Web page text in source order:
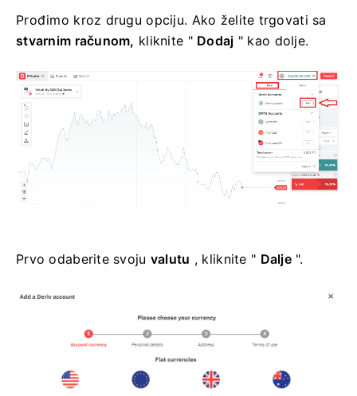
Prođimo kroz drugu opciju. Ako želite trgovati sa
stvarnim računom, kliknite " Dodaj " kao dolje.
Prvo odaberite svoju valutu , kliknite " Dalje".